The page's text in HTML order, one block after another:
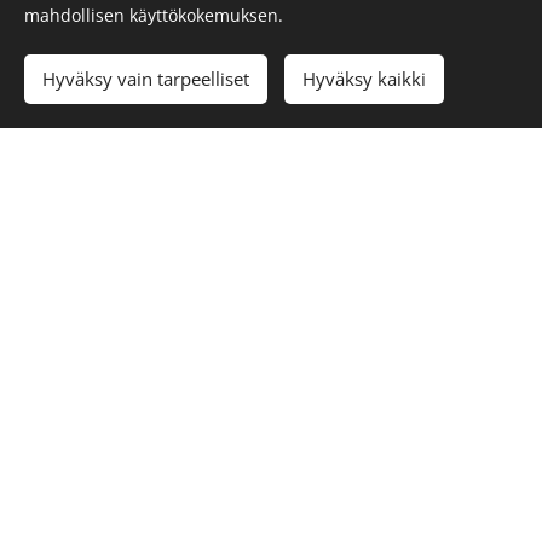
Evästeet
Kielet
mahdollisen käyttökokemuksen.
Hyväksy vain tarpeelliset Hyväksy kaikki